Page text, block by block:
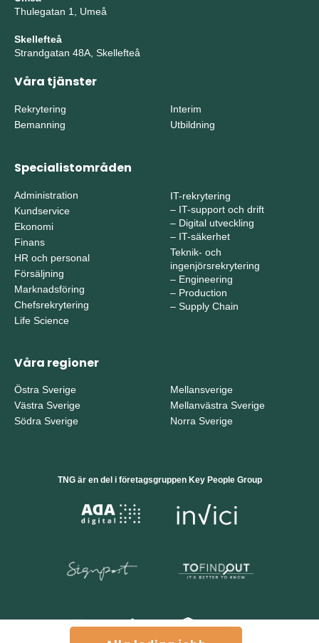
Thulegatan 1, Umeå
Skellefteå
Strandgatan 48A, Skellefteå
Våra tjänster
Rekrytering
Bemanning
Interim
Utbildning
Specialistområden
Administration
Kundservice
Ekonomi
Finans
HR och personal
Försäljning
Marknadsföring
Chefsrekrytering
Life Science
IT-rekrytering
– IT-support och drift
– Digital utveckling
– IT-säkerhet
Teknik- och
ingenjörsrekrytering
– Engineering
– Production
– Supply Chain
Våra regioner
Östra Sverige
Västra Sverige
Södra Sverige
Mellansverige
Mellanvästra Sverige
Norra Sverige
TNG är en del i företagsgruppen Key People Group